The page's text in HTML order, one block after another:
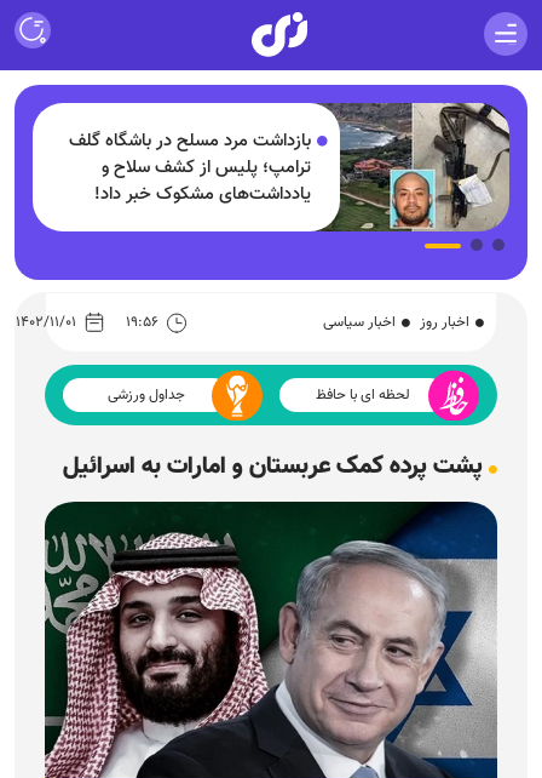
بازداشت مرد مسلح در باشگاه گلف
ترامپ؛ پلیس از کشف سلاح و
یادداشت‌های مشکوک خبر داد!
اخبار روز اخبار سیاسی ۱۹:۵۶ ۱۴۰۲/۱۱/۰۱
لحظه ای با حافظ جداول ورزشی
پشت پرده کمک عربستان و امارات به اسرائیل